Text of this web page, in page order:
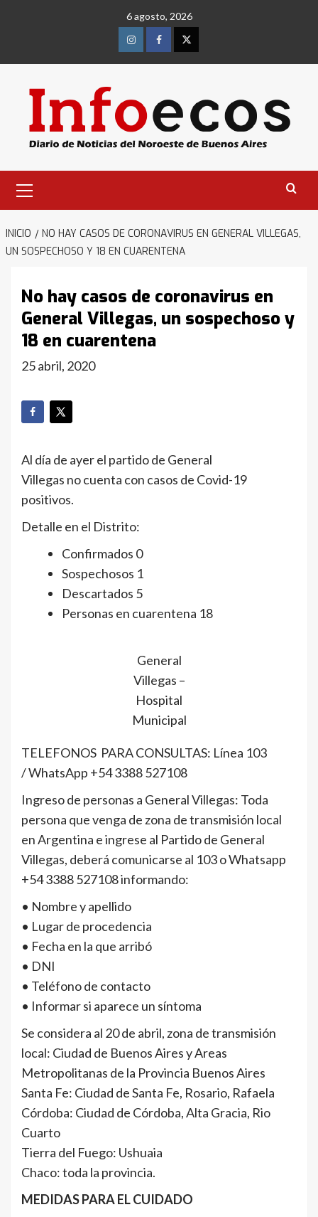
6 agosto, 2026
InstagramFacebookTwitter
primario
INICIO
NO HAY CASOS DE CORONAVIRUS EN GENERAL VILLEGAS,
UN SOSPECHOSO Y 18 EN CUARENTENA
No hay casos de coronavirus en
General Villegas, un sospechoso y
18 en cuarentena
25 abril, 2020
Al día de ayer el partido de General
Villegas no cuenta con casos de Covid-19
positivos.
Detalle en el Distrito:
Confirmados 0
Sospechosos 1
Descartados 5
Personas en cuarentena 18
General
Villegas –
Hospital
Municipal
TELEFONOS PARA CONSULTAS: Línea 103
/ WhatsApp +54 3388 527108
Ingreso de personas a General Villegas: Toda
persona que venga de zona de transmisión local
en Argentina e ingrese al Partido de General
Villegas, deberá comunicarse al 103 o Whatsapp
+54 3388 527108 informando:
• Nombre y apellido
• Lugar de procedencia
• Fecha en la que arribó
• DNI
• Teléfono de contacto
• Informar si aparece un síntoma
Se considera al 20 de abril, zona de transmisión
local: Ciudad de Buenos Aires y Areas
Metropolitanas de la Provincia Buenos Aires
Santa Fe: Ciudad de Santa Fe, Rosario, Rafaela
Córdoba: Ciudad de Córdoba, Alta Gracia, Rio
Cuarto
Tierra del Fuego: Ushuaia
Chaco: toda la provincia.
MEDIDAS PARA EL CUIDADO